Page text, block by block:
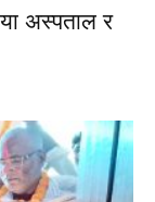
अस्पताल र